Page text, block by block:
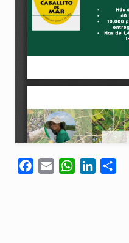
Facebook
Email WhatsAppLinkedIn